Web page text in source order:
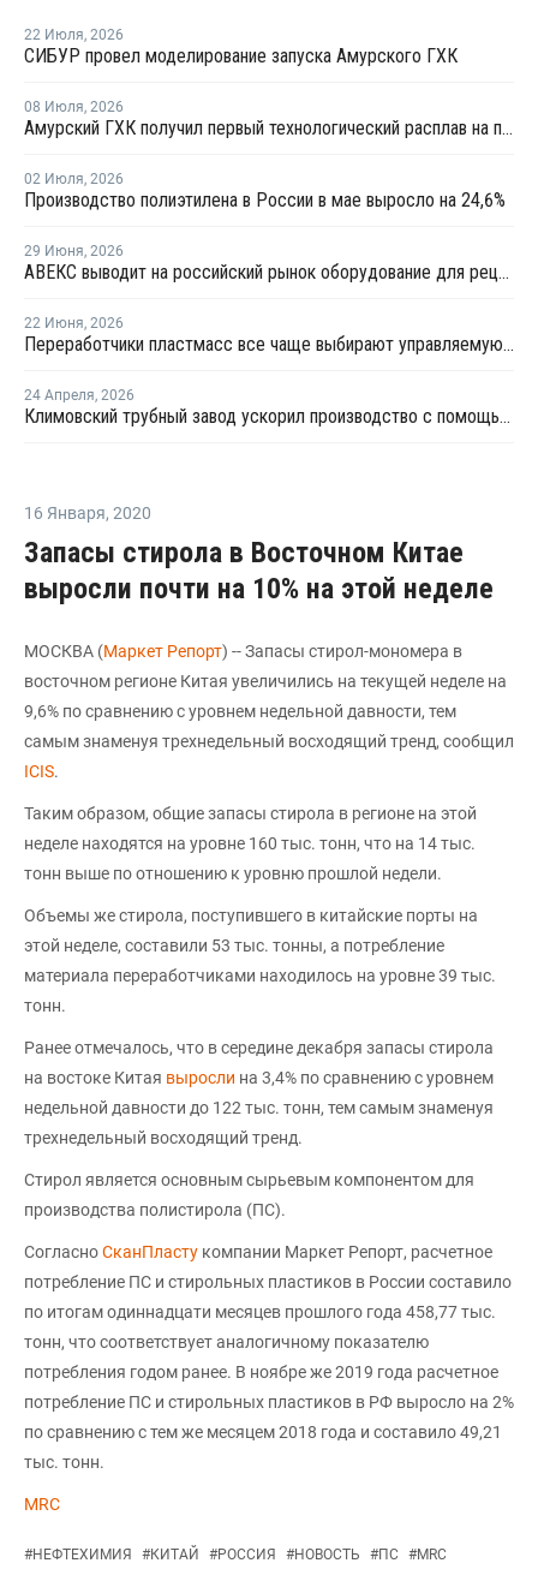
22 Июля, 2026
СИБУР провел моделирование запуска Амурского ГХК
08 Июля, 2026
Амурский ГХК получил первый технологический расплав на производстве полиэтилена
02 Июля, 2026
Производство полиэтилена в России в мае выросло на 24,6%
29 Июня, 2026
АВЕКС выводит на российский рынок оборудование для рециклинга Avian Machinery
22 Июня, 2026
Переработчики пластмасс все чаще выбирают управляемую вторичную гранулу
24 Апреля, 2026
Климовский трубный завод ускорил производство с помощью роботов
16 Января, 2020
Запасы стирола в Восточном Китае
выросли почти на 10% на этой неделе
МОСКВА (Маркет Репорт) -- Запасы стирол-мономера в
восточном регионе Китая увеличились на текущей неделе на
9,6% по сравнению с уровнем недельной давности, тем
самым знаменуя трехнедельный восходящий тренд, сообщил
ICIS.
Таким образом, общие запасы стирола в регионе на этой
неделе находятся на уровне 160 тыс. тонн, что на 14 тыс.
тонн выше по отношению к уровню прошлой недели.
Объемы же стирола, поступившего в китайские порты на
этой неделе, составили 53 тыс. тонны, а потребление
материала переработчиками находилось на уровне 39 тыс.
тонн.
Ранее отмечалось, что в середине декабря запасы стирола
на востоке Китая выросли на 3,4% по сравнению с уровнем
недельной давности до 122 тыс. тонн, тем самым знаменуя
трехнедельный восходящий тренд.
Стирол является основным сырьевым компонентом для
производства полистирола (ПС).
СогласноСканПласту компании Маркет Репорт, расчетное
потребление ПС и стирольных пластиков в России составило
по итогам одиннадцати месяцев прошлого года 458,77 тыс.
тонн, что соответствует аналогичному показателю
потребления годом ранее. В ноябре же 2019 года расчетное
потребление ПС и стирольных пластиков в РФ выросло на 2%
по сравнению с тем же месяцем 2018 года и составило 49,21
тыс. тонн.
MRC
#НЕФТЕХИМИЯ #КИТАЙ #РОССИЯ #НОВОСТЬ #ПС #MRC